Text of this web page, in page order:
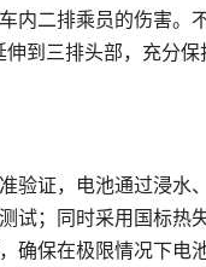
内二排乘员的伤害。
到三排头部，充分
验证，电池通过浸水
试；同时采用国标热
确保在极限情况下电